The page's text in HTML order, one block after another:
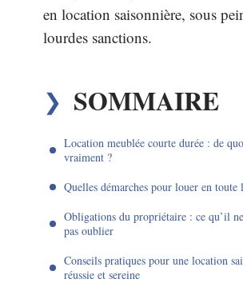
en location saisonnière, sous
lourdes sanctions.
SOMMAIRE
Location meublée courte durée : de
vraiment ?
Quelles démarches pour louer en toute
Obligations du propriétaire : ce qu’il
pas oublier
Conseils pratiques pour une location
réussie et sereine